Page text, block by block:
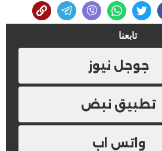
تابعنا
جوجل نيوز
تطبيق نبض
واتس اب